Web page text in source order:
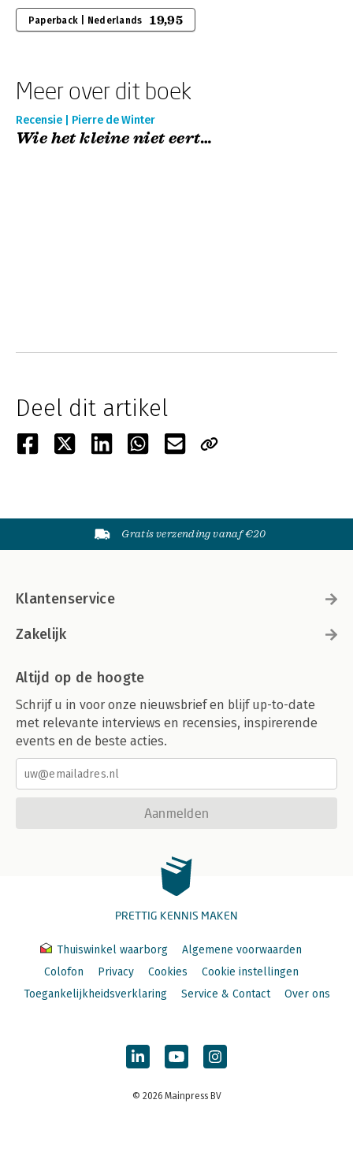
Paperback | Nederlands 19,95
Meer over dit boek
Recensie | Pierre de Winter
Wie het kleine niet eert…
Deel dit artikel
Gratis verzending vanaf €20
Klantenservice
Zakelijk
Altijd op de hoogte
Schrijf u in voor onze nieuwsbrief en blijf up-to-date
met relevante interviews en recensies, inspirerende
events en de beste acties.
Aanmelden
PRETTIG KENNIS MAKEN
Thuiswinkel waarborg
Algemene voorwaarden
Colofon
Privacy Cookies
Cookie instellingen
Toegankelijkheidsverklaring
Service & Contact Over ons
© 2026 Mainpress BV